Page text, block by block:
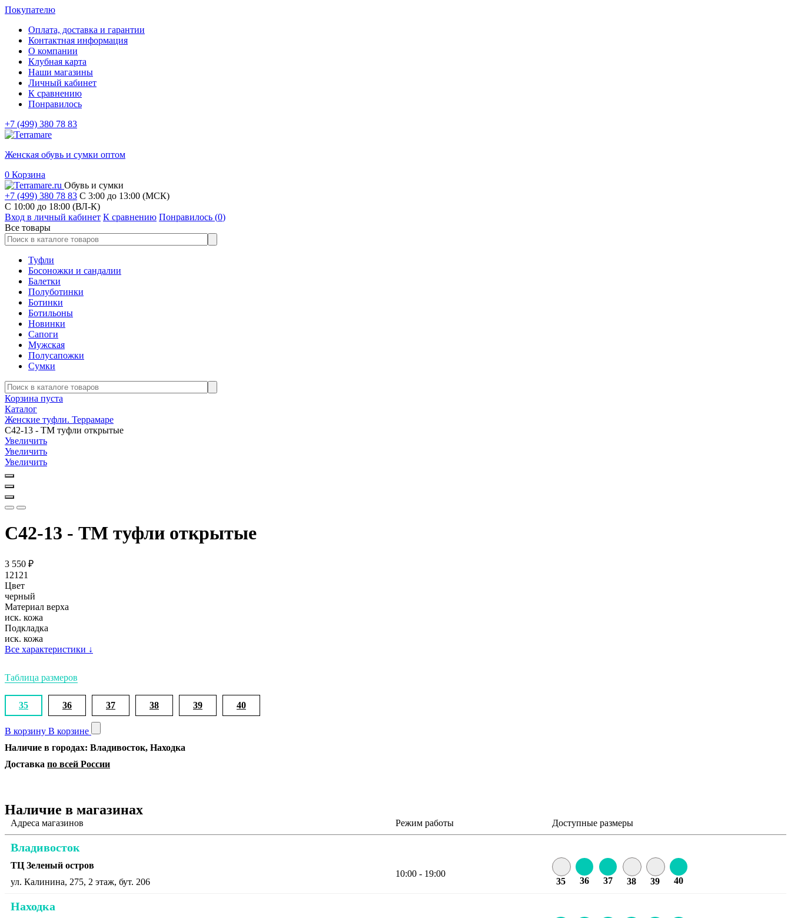
Покупателю
Оплата, доставка и гарантии
Контактная информация
О компании
Клубная карта
Наши магазины
Личный кабинет
К сравнению
Понравилось
+7 (499) 380 78 83
Женская обувь и сумки оптом
0 Корзина
Обувь и сумки
+7 (499) 380 78 83 С 3:00 до 13:00 (МСК)
C 10:00 до 18:00 (ВЛ-К)
Вход в личный кабинет К сравнению Понравилось (0)
Все товары
Туфли
Босоножки и сандалии
Балетки
Полуботинки
Ботинки
Ботильоны
Новинки
Сапоги
Мужская
Полусапожки
Сумки
Корзина пуста
Каталог
Женские туфли. Террамаре
С42-13 - ТМ туфли открытые
Увеличить
Увеличить
Увеличить
С42-13 - ТМ туфли открытые
3 550 ₽
12121
Цвет
черный
Материал верха
иск. кожа
Подкладка
иск. кожа
Все характеристики ↓
Таблица размеров
35 36 37 38 39 40
В корзину В корзине
Наличие в городах: Владивосток, Находка
Доставка по всей России
Наличие в магазинах
Адреса магазинов Режим работы Доступные размеры
Владивосток
ТЦ Зеленый остров
ул. Калинина, 275, 2 этаж, бут. 206
10:00 - 19:00
35 36 37 38 39 40
Находка